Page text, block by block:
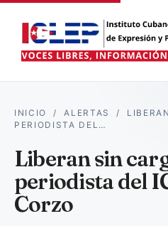
INICIO /ALERTAS /
PERIODISTA DEL…
Liberan sin
periodista del
Corzo